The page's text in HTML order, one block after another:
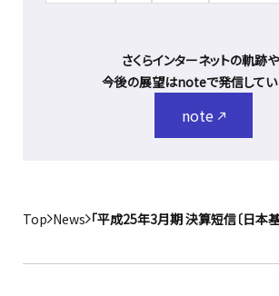
さくらインターネットの軌跡や
今後の展望はnoteで発信してい
note
Top News 「平成25年3月期 決算短信〔日本